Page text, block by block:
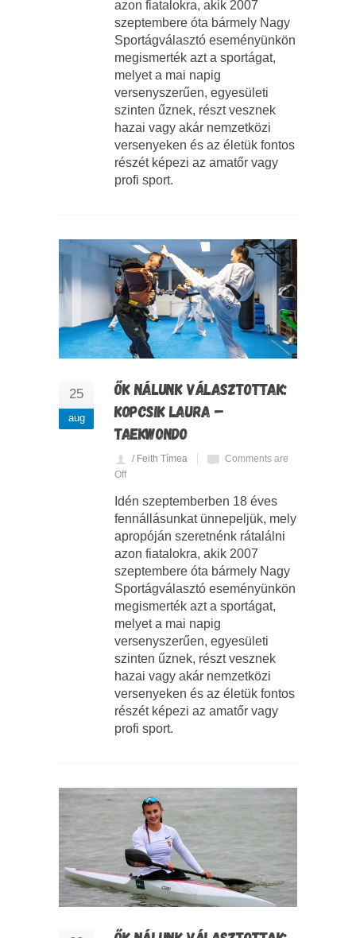
azon fiatalokra, akik 2007
szeptembere óta bármely Nagy
Sportágválasztó eseményünkön
megismerték azt a sportágat,
melyet a mai napig
versenyszerűen, egyesületi
szinten űznek, részt vesznek
hazai vagy akár nemzetközi
versenyeken és az életük fontos
részét képezi az amatőr vagy
profi sport.
25
aug
ŐK NÁLUNK VÁLASZTOTTAK:
KOPCSIK LAURA –
TAEKWONDO
/ Feith Tímea
Comments are
Off
Idén szeptemberben 18 éves
fennállásunkat ünnepeljük, mely
apropóján szeretnénk rátalálni
azon fiatalokra, akik 2007
szeptembere óta bármely Nagy
Sportágválasztó eseményünkön
megismerték azt a sportágat,
melyet a mai napig
versenyszerűen, egyesületi
szinten űznek, részt vesznek
hazai vagy akár nemzetközi
versenyeken és az életük fontos
részét képezi az amatőr vagy
profi sport.